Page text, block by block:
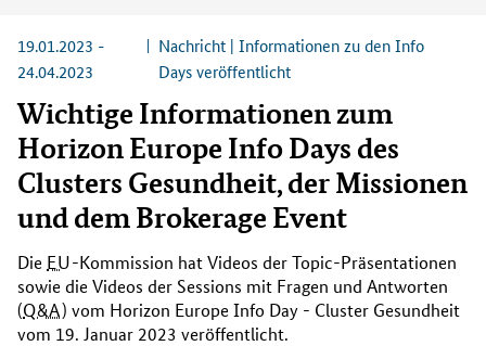
19.01.2023 -
24.04.2023
Nachricht | Informationen zu den Info
Days veröffentlicht
Wichtige Informationen zum
Horizon Europe Info Days des
Clusters Gesundheit, der Missionen
und dem Brokerage Event
Die EU-Kommission hat Videos derTopic-Präsentationen
sowie die Videos der Sessions mit Fragen und Antworten
(Q&A) vom Horizon Europe Info Day- Cluster Gesundheit
vom 19. Januar 2023 veröffentlicht.